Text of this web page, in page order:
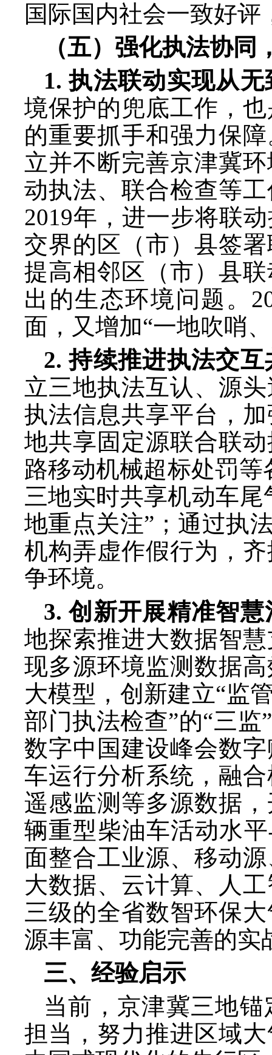
国际国内社会一致好
（五）强化执法协同
1. 执法联动实现从
境保护的兜底工作，
的重要抓手和强力保
立并不断完善京津冀
动执法、联合检查等
2019年，进一步将联
交界的区（市）县签
提高相邻区（市）县
出的生态环境问题。
面，又增加“一地吹哨
2. 持续推进执法交互
立三地执法互认、源
执法信息共享平台，
地共享固定源联合联
路移动机械超标处罚
三地实时共享机动车
地重点关注”；通过执
机构弄虚作假行为，
争环境。
3. 创新开展精准智慧
地探索推进大数据智
现多源环境监测数据
大模型，创新建立“监
部门执法检查”的“三
数字中国建设峰会数
车运行分析系统，融
遥感监测等多源数据
辆重型柴油车活动水
面整合工业源、移动
大数据、云计算、人
三级的全省数智环保
源丰富、功能完善的实
三、经验启示
当前，京津冀三地
担当，努力推进区域